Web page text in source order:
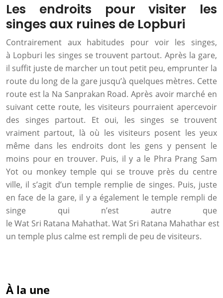
Les endroits pour visiter les
singes aux ruines de Lopburi
Contrairement aux habitudes pour voir les singes,
à Lopburi les singes se trouvent partout. Après la gare,
il suffit juste de marcher un tout petit peu, emprunter la
route du long de la gare jusqu’à quelques mètres. Cette
route est la Na Sanprakan Road. Après avoir marché en
suivant cette route, les visiteurs pourraient apercevoir
des singes partout. Et oui, les singes se trouvent
vraiment partout, là où les visiteurs posent les yeux
même dans les endroits dont les gens y pensent le
moins pour en trouver. Puis, il y a le Phra Prang Sam
Yot ou monkey temple qui se trouve près du centre
ville, il s’agit d’un temple remplie de singes. Puis, juste
en face de la gare, il y a également le temple rempli de
singe qui n’est autre que
le Wat Sri Ratana Mahathat. Wat Sri Ratana Mahathar est
un temple plus calme est rempli de peu de visiteurs.
À la une